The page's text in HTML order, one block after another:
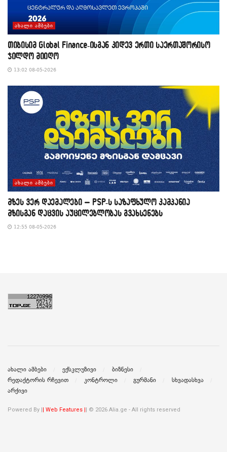
ᲐᲮᲐᲚᲘ ᲐᲛᲑᲔᲑᲘ
თიბისიმ Global Finance-ისგან კიდევ ერთი საერთაშორისო
ჯილდო მიიღო
13:02 08-05-2026
ᲐᲮᲐᲚᲘ ᲐᲛᲑᲔᲑᲘ
მზეს ვერ დაემალები – PSP-ს საზაფხულო კამპანია
მზისგან დაცვის აუცილებლობას გვახსენებს
12:55 08-05-2026
ახალი ამბები ექსკლუზივი
ბიზნესი
რედაქტორის რჩევით
კონტროლი გურმანი
სხვადასხვა
არქივი
Powered By || Web Features || © 2026 Alia.ge - All rights reserved